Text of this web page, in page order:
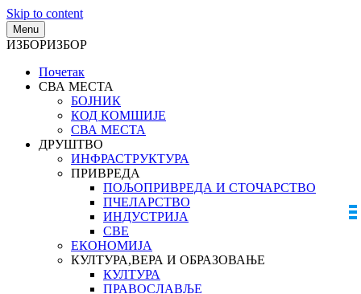
Skip to content
Menu
ИЗБОРИЗБОР
Почетак
СВА МЕСТА
БОЈНИК
КОД КОМШИЈЕ
СВА МЕСТА
ДРУШТВО
ИНФРАСТРУКТУРА
ПРИВРЕДА
ПОЉОПРИВРЕДА И СТОЧАРСТВО
ПЧЕЛАРСТВО
ИНДУСТРИЈА
СВЕ
ЕКОНОМИЈА
КУЛТУРА,ВЕРА И ОБРАЗОВАЊЕ
КУЛТУРА
ПРАВОСЛАВЉЕ